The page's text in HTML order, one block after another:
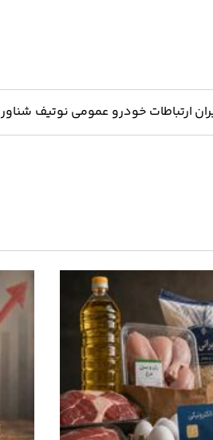
ارتباطات خودرو عمومی نوتیف شناور